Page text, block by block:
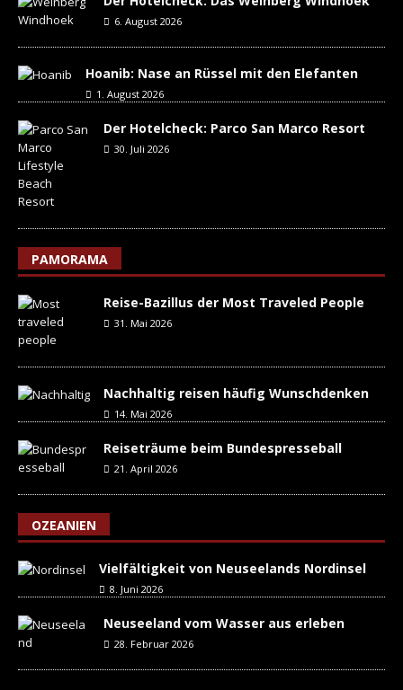
6. August 2026
Hoanib: Nase an Rüssel mit den Elefanten
1. August 2026
Der Hotelcheck: Parco San Marco Resort
30. Juli 2026
PAMORAMA
Reise-Bazillus der Most Traveled People
31. Mai 2026
Nachhaltig reisen häufig Wunschdenken
14. Mai 2026
Reiseträume beim Bundespresseball
21. April 2026
OZEANIEN
Vielfältigkeit von Neuseelands Nordinsel
8. Juni 2026
Neuseeland vom Wasser aus erleben
28. Februar 2026